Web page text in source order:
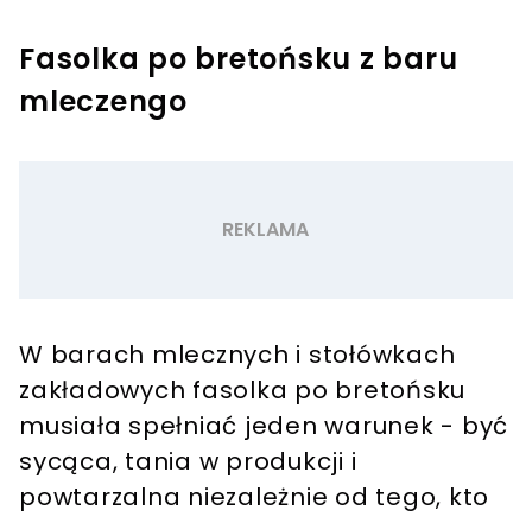
Fasolka po bretońsku z baru
mleczengo
W barach mlecznych i stołówkach
zakładowych fasolka po bretońsku
musiała spełniać jeden warunek - być
sycąca, tania w produkcji i
powtarzalna niezależnie od tego, kto